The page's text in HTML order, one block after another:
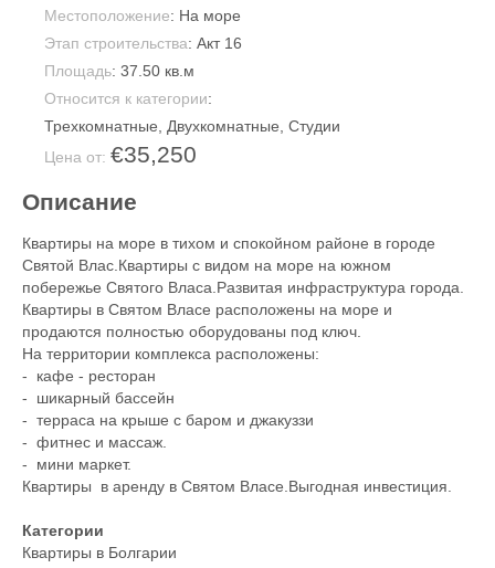
Местоположение: На море
Этап строительства: Акт 16
Площадь: 37.50 кв.м
Относится к категории:
Трехкомнатные, Двухкомнатные, Студии
Цена от: €35,250
Описание
Квартиры на море в тихом и спокойном районе в городе
Святой Влас.Квартиры с видом на море на южном
побережье Святого Власа.Развитая инфраструктура города.
Квартиры в Святом Власе расположены на море и
продаются полностью оборудованы под ключ.
На территории комплекса расположены:
- кафе - ресторан
- шикарный бассейн
- терраса на крыше с баром и джакуззи
- фитнес и массаж.
- мини маркет.
Квартиры в аренду в Святом Власе.Выгодная инвестиция.
Категории
Квартиры в Болгарии